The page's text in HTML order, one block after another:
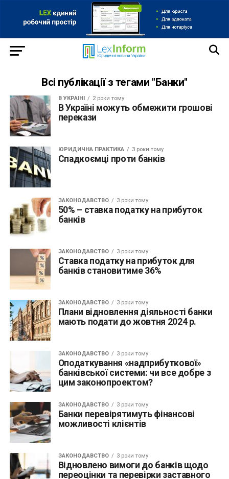
Всі публікації з тегами "Банки"
В УКРАЇНІ 2 роки тому
В Україні можуть обмежити грошові
перекази
ЮРИДИЧНА ПРАКТИКА 3 роки тому
Спадкоємці проти банків
ЗАКОНОДАВСТВО 3 роки тому
50% – ставка податку на прибуток
банків
ЗАКОНОДАВСТВО 3 роки тому
Ставка податку на прибуток для
банків становитиме 36%
ЗАКОНОДАВСТВО 3 роки тому
Плани відновлення діяльності банки
мають подати до жовтня 2024 р.
ЗАКОНОДАВСТВО 3 роки тому
Оподаткування «надприбуткової»
банківської системи: чи все добре з
цим законопроектом?
ЗАКОНОДАВСТВО 3 роки тому
Банки перевірятимуть фінансові
можливості клієнтів
ЗАКОНОДАВСТВО 3 роки тому
Відновлено вимоги до банків щодо
переоцінки та перевірки заставного